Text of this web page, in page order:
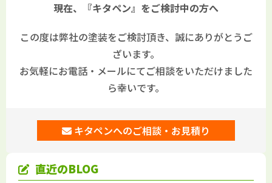
現在、『キタペン』をご検討中の方へ
この度は弊社の塗装をご検討頂き、誠にありがとうご
ざいます。
お気軽にお電話・メールにてご相談をいただけました
ら幸いです。
キタペンへのご相談・お見積り
直近のBLOG